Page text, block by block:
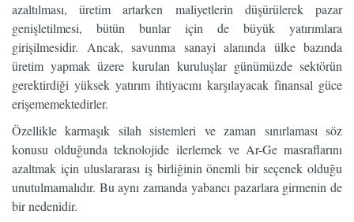
azaltılması, üretim artarken maliyetlerin düşürülerek pazar
genişletilmesi, bütün bunlar için de büyük yatırımlara
girişilmesidir. Ancak, savunma sanayi alanında ülke bazında
üretim yapmak üzere kurulan kuruluşlar günümüzde sektörün
gerektirdiği yüksek yatırım ihtiyacını karşılayacak finansal güce
erişememektedirler.
Özellikle karmaşık silah sistemleri ve zaman sınırlaması söz
konusu olduğunda teknolojide ilerlemek ve Ar-Ge masraflarını
azaltmak için uluslararası iş birliğinin önemli bir seçenek olduğu
unutulmamalıdır. Bu aynı zamanda yabancı pazarlara girmenin de
bir nedenidir.